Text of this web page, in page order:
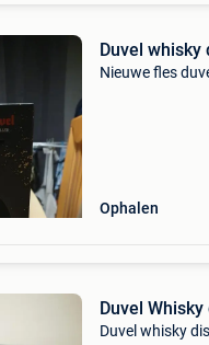
Duvel whisky
Nieuwe fles
Ophalen
Duvel
Duvel whisky